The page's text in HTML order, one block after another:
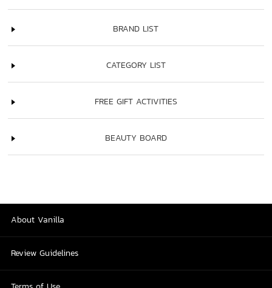
BRAND LIST
CATEGORY LIST
FREE GIFT ACTIVITIES
BEAUTY BOARD
About Vanilla
Review Guidelines